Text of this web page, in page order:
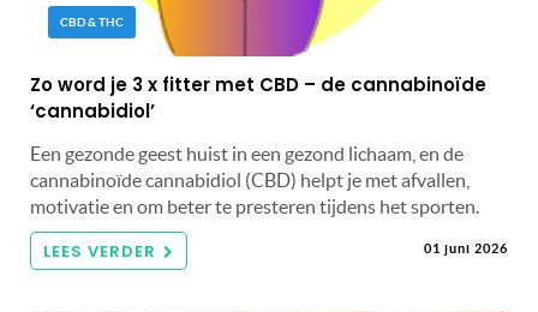
CBD & THC
Zo word je 3 x fitter met CBD – de cannabinoïde
‘cannabidiol’
Een gezonde geest huist in een gezond lichaam, en de
cannabinoïde cannabidiol (CBD) helpt je met afvallen,
motivatie en om beter te presteren tijdens het sporten.
LEES VERDER 01 juni 2026